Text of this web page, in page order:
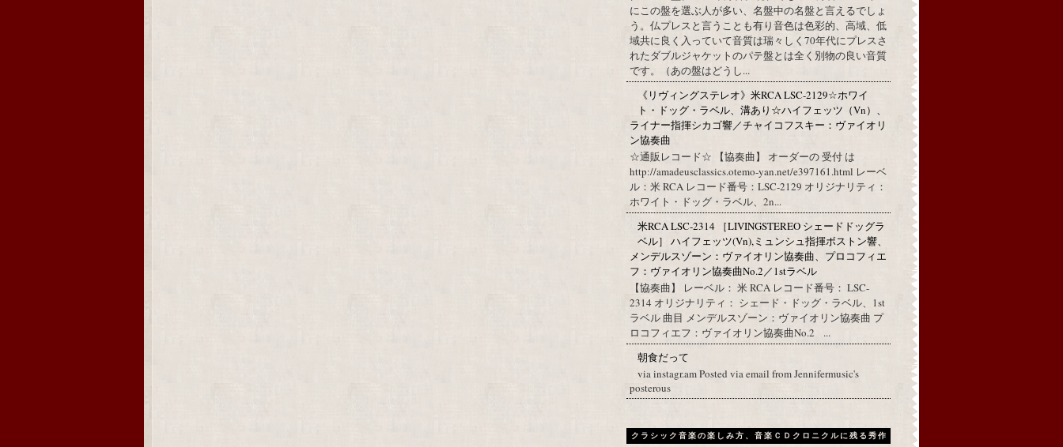
にこの盤を選ぶ人が多い、名盤中の名盤と言えるでしょ
う。仏プレスと言うことも有り音色は色彩的、高域、低
域共に良く入っていて音質は瑞々しく70年代にプレスさ
れたダブルジャケットのパテ盤とは全く別物の良い音質
です。（あの盤はどうし...
《リヴィングステレオ》米RCA LSC-2129☆ホワイ
ト・ドッグ・ラベル、溝あり☆ハイフェッツ（Vn）、
ライナー指揮シカゴ響／チャイコフスキー：ヴァイオリ
ン協奏曲
☆通販レコード☆ 【協奏曲】 オーダーの 受付 は
http://amadeusclassics.otemo-yan.net/e397161.html レーベ
ル：米 RCA レコード番号：LSC-2129 オリジナリティ：
ホワイト・ドッグ・ラベル、2n...
米RCA LSC-2314 ［LIVINGSTEREO シェードドッグラ
ベル］ ハイフェッツ(Vn),ミュンシュ指揮ボストン響、
メンデルスゾーン：ヴァイオリン協奏曲、プロコフィエ
フ：ヴァイオリン協奏曲No.2／1stラベル
【協奏曲】 レーベル： 米 RCA レコード番号： LSC-
2314 オリジナリティ： シェード・ドッグ・ラベル、1st
ラベル 曲目 メンデルスゾーン：ヴァイオリン協奏曲 プ
ロコフィエフ：ヴァイオリン協奏曲No.2 ...
朝食だって
via instagr.am Posted via email from Jennifermusic's
posterous
クラシック音楽の楽しみ方、音楽ＣＤクロニクルに残る秀作